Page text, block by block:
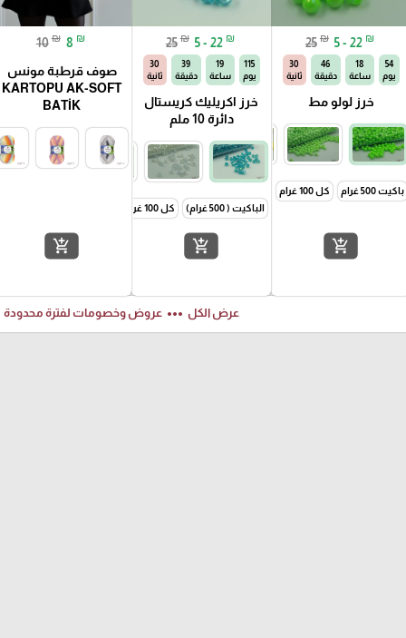
كل 50 غرام
25 ₪ 5 - 22 ₪
54
يوم
18
ساعة
46
دقيقة
29
ثانية
خرز لولو مط
باكيت 500 غرام كل 100 غرام
add_shopping_cart
25 ₪ 5 - 22 ₪
115
يوم
19
ساعة
39
دقيقة
29
ثانية
خرز اكريليك كريستال
دائرة 10 ملم
الباكيت ( 500 غرام) كل 100 غرام
add_shopping_cart
10 ₪ 8 ₪
صوف قرطبة مونس
KARTOPU AK-SOFT
BATİK
add_shopping_cart
عرض الكل more_horiz عروض وخصومات لفترة محدودة